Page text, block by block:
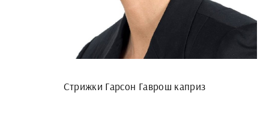
Стрижки Гарсон Гаврош каприз